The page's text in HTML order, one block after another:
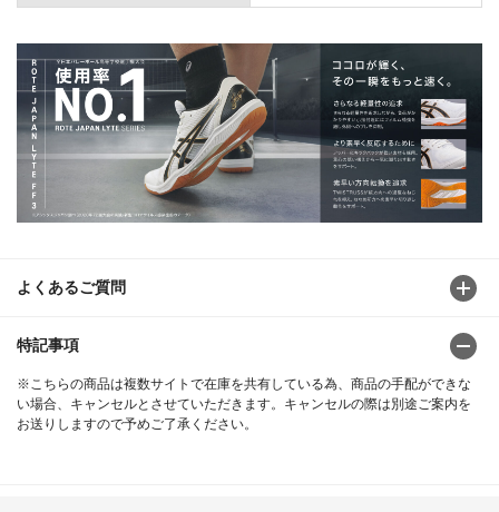
よくあるご質問
特記事項
※こちらの商品は複数サイトで在庫を共有している為、商品の手配ができな
い場合、キャンセルとさせていただきます。キャンセルの際は別途ご案内を
お送りしますので予めご了承ください。